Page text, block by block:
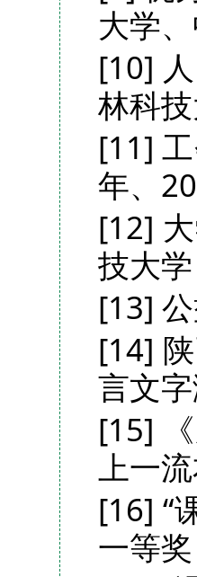
大学
[10]
林科
[11]
年、
[12]
技大
[13]
[14]
言文
[15]
上一
[16] “
一等奖